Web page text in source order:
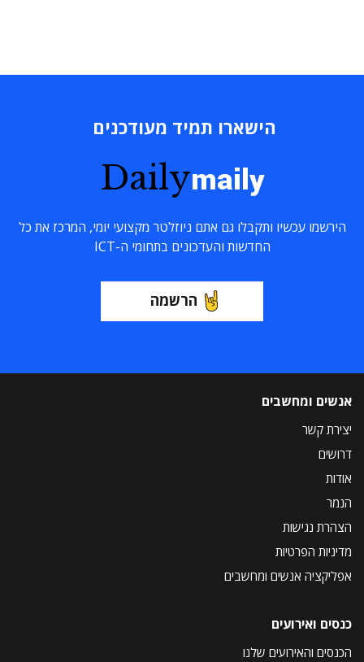
הישארו תמיד מעודכנים
Dailymaily
הירשמו עכשיו ותקבלו גם אתם ניוזלטר מקצועי יומי, המרכז את כל
החדשות והעדכונים בתחומי ה-ICT
הרשמה
אנשים ומחשבים
יצירת קשר
דרושים
אודות
הנמר
הצהרת נגישות
מדיניות הפרטיות
אפליקציה אנשים ומחשבים
כנסים ואירועים
הכנסים והאירועים שלנו